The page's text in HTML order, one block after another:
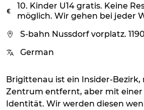
10. Kinder U14 gratis. Keine
möglich. Wir gehen bei jeder
S-bahn Nussdorf vorplatz. 1190
German
Brigittenau ist ein Insider-Bezirk,
Zentrum entfernt, aber mit einer
Identität. Wir werden diesen